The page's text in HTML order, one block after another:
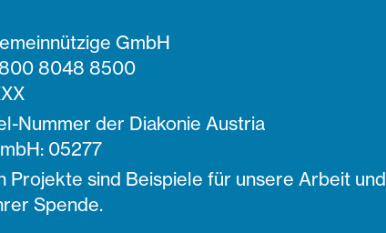
GmbH
8048 8500
Nummer der Diakonie Austria
05277
Projekte sind Beispiele für unsere Arbeit und
Spende.